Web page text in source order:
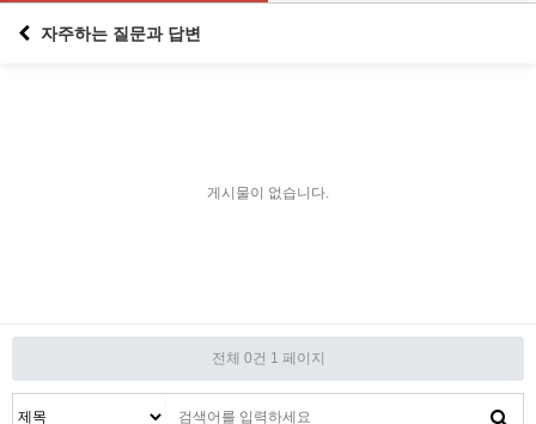
자주하는 질문과 답변
게시물이 없습니다.
전체 0건 1 페이지